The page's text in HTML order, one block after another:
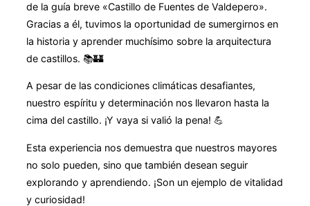
de la guía breve «Castillo de Fuentes de Valdepero».
Gracias a él, tuvimos la oportunidad de sumergirnos en
la historia y aprender muchísimo sobre la arquitectura
de castillos. 📚🏰
A pesar de las condiciones climáticas desafiantes,
nuestro espíritu y determinación nos llevaron hasta la
cima del castillo. ¡Y vaya si valió la pena! 💪
Esta experiencia nos demuestra que nuestros mayores
no solo pueden, sino que también desean seguir
explorando y aprendiendo. ¡Son un ejemplo de vitalidad
y curiosidad!